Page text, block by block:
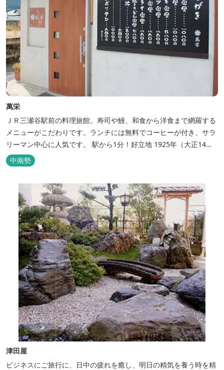
萬栄
ＪＲ三瀬谷駅前の料理旅館。寿司や鰻、和食から洋食まで網羅する
メニューがこだわりです。ランチには無料でコーヒーが付き、サラ
リーマン中心に人気です。 駅から1分！好立地 1925年（大正14
年）に開業した歴史ある旅館。JR三瀬谷駅から徒歩一分と好立地の
場所にあり、大変便利です。 部屋数は11室、大広間が2部屋。少人
品数...
中南勢
津田屋
ビジネスにご旅行に、日中の疲れを癒し、明日の精気を養う時を精